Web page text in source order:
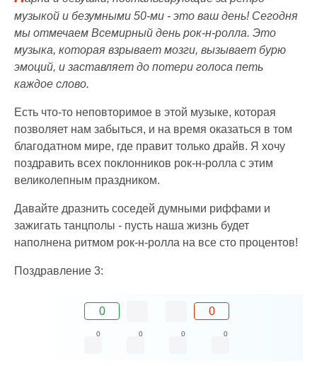
музыкой и безумными 50-ми - это ваш день! Сегодня
мы отмечаем Всемирный день рок-н-ролла. Это
музыка, которая взрывает мозги, вызывает бурю
эмоций, и заставляет до потери голоса петь
каждое слово.
Есть что-то неповторимое в этой музыке, которая
позволяет нам забыться, и на время оказаться в том
благодатном мире, где правит только драйв. Я хочу
поздравить всех поклонников рок-н-ролла с этим
великолепным праздником.
Давайте дразнить соседей думными риффами и
зажигать танцполы - пусть наша жизнь будет
наполнена ритмом рок-н-ролла на все сто процентов!
Поздравление 3:
0 0
0 0 0 0